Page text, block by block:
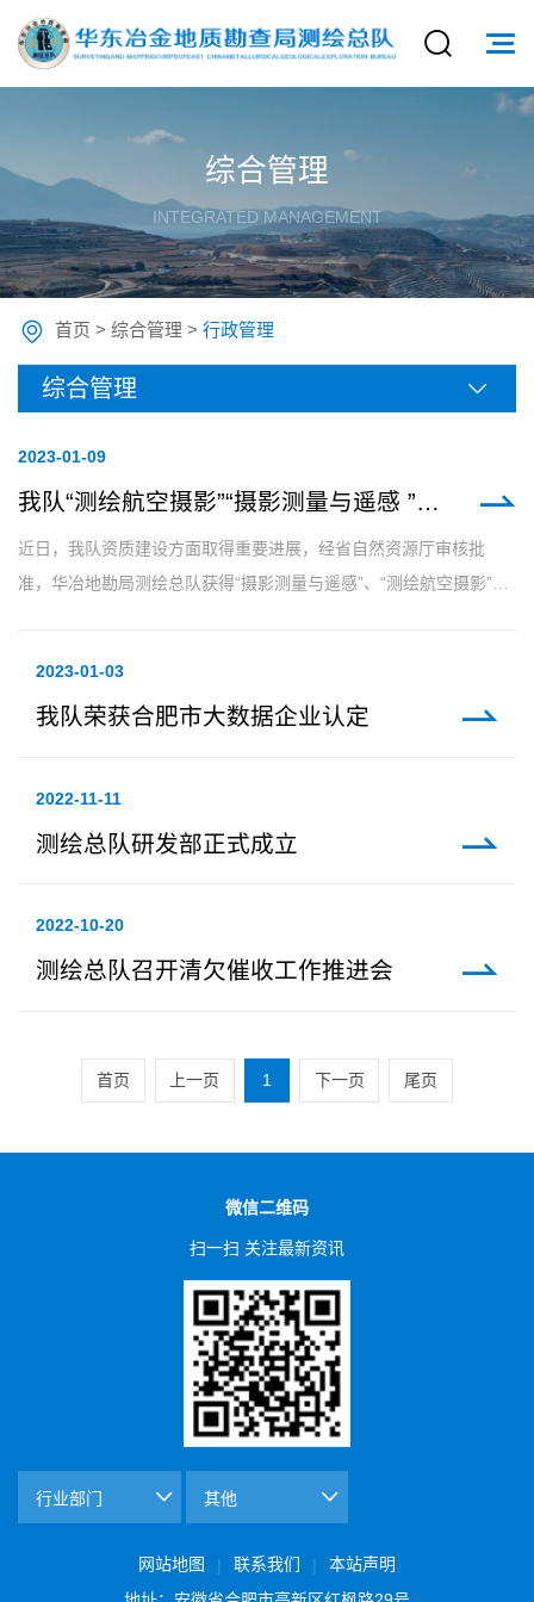
综合管理
INTEGRATED MANAGEMENT
首页 > 综合管理 > 行政管理
综合管理
2023-01-09
我队“测绘航空摄影”“摄影测量与遥感 ”双专业喜升甲级
近日，我队资质建设方面取得重要进展，经省自然资源厅审核批
准，华冶地勘局测绘总队获得“摄影测量与遥感”、“测绘航空摄影”甲
2023-01-03
我队荣获合肥市大数据企业认定
2022-11-11
测绘总队研发部正式成立
2022-10-20
测绘总队召开清欠催收工作推进会
首页 上一页 1 下一页 尾页
微信二维码
扫一扫 关注最新资讯
网站地图 | 联系我们 |
本站声明